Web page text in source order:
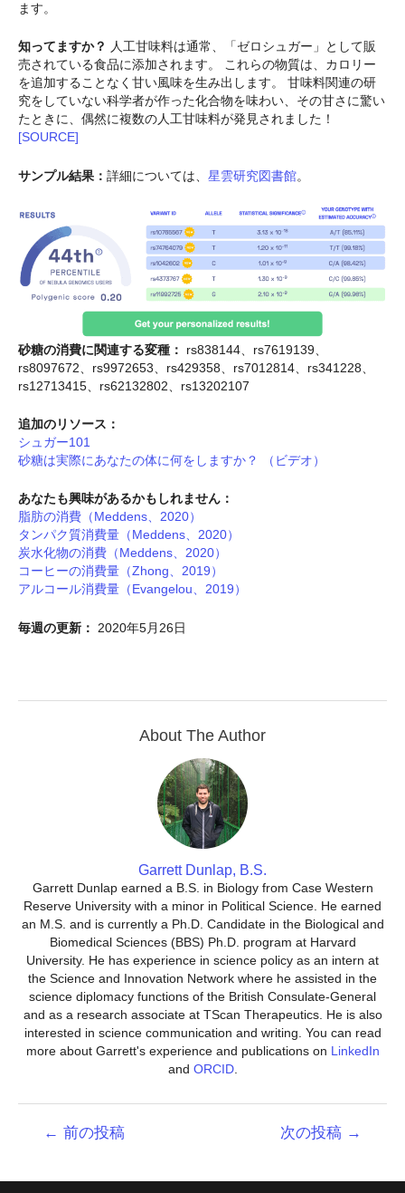
ます。
知ってますか？ 人工甘味料は通常、「ゼロシュガー」として販
売されている食品に添加されます。 これらの物質は、カロリー
を追加することなく甘い風味を生み出します。 甘味料関連の研
究をしていない科学者が作った化合物を味わい、その甘さに驚い
たときに、偶然に複数の人工甘味料が発見されました！
[SOURCE]
サンプル結果： 詳細については、 星雲研究図書館。
砂糖の消費に関連する変種：
rs838144、rs7619139、
rs8097672、rs9972653、rs429358、rs7012814、rs341228、
rs12713415、rs62132802、rs13202107
追加のリソース：
シュガー101
砂糖は実際にあなたの体に何をしますか？ （ビデオ）
あなたも興味があるかもしれません：
脂肪の消費（Meddens、2020）
タンパク質消費量（Meddens、2020）
炭水化物の消費（Meddens、2020）
コーヒーの消費量（Zhong、2019）
アルコール消費量（Evangelou、2019）
毎週の更新： 2020年5月26日
About The Author
Garrett Dunlap, B.S.
Garrett Dunlap earned a B.S. in Biology from Case Western
Reserve University with a minor in Political Science. He earned
an M.S. and is currently a Ph.D. Candidate in the Biological and
Biomedical Sciences (BBS) Ph.D. program at Harvard
University. He has experience in science policy as an intern at
the Science and Innovation Network where he assisted in the
science diplomacy functions of the British Consulate-General
and as a research associate at TScan Therapeutics. He is also
interested in science communication and writing. You can read
more about Garrett's experience and publications on LinkedIn
and ORCID.
ビ
← 前の投稿 次の投稿 →